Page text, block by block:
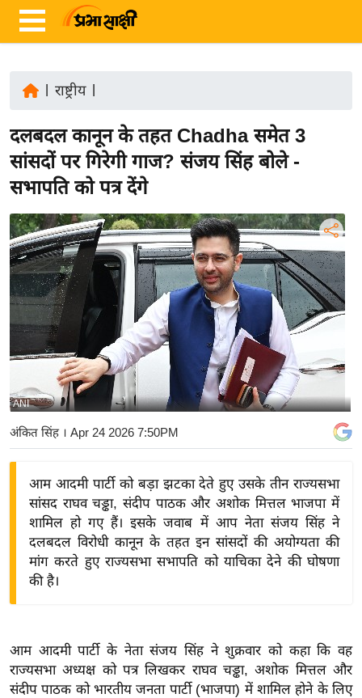
ज़ा
ख
र
रा
ष्ट्री
य
अं
ष्ट्री
बि
ज़
ने
द्यो
शे
ष
ज्ञ
राष्ट्रीय|
दलबदल कानून के तहत Chadha समेत 3
सांसदों पर गिरेगी गाज? संजय सिंह बोले -
सभापति को पत्र देंगे
ANI
अंकित सिंह। Apr 24 2026 7:50PM
आम आदमी पार्टी को बड़ा झटका देते हुए उसके तीन राज्यसभा
सांसद राघव चड्ढा, संदीप पाठक और अशोक मित्तल भाजपा में
शामिल हो गए हैं। इसके जवाब में आप नेता संजय सिंह ने
दलबदल विरोधी कानून के तहत इन सांसदों की अयोग्यता की
मांग करते हुए राज्यसभा सभापति को याचिका देने की घोषणा
की है।
आम आदमी पार्टी के नेता संजय सिंह ने शुक्रवार को कहा कि वह
राज्यसभा अध्यक्ष को पत्र लिखकर राघव चड्ढा, अशोक मित्तल और
संदीप पाठक को भारतीय जनता पार्टी (भाजपा) में शामिल होने के लिए